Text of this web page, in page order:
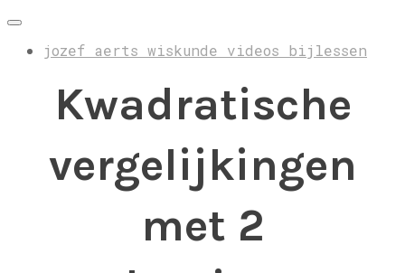
jozef aerts wiskunde videos bijlessen
Kwadratische
vergelijkingen
met 2